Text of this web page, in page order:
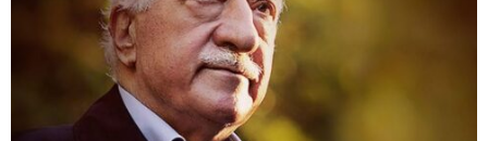
هذا النهج نهج أصيل